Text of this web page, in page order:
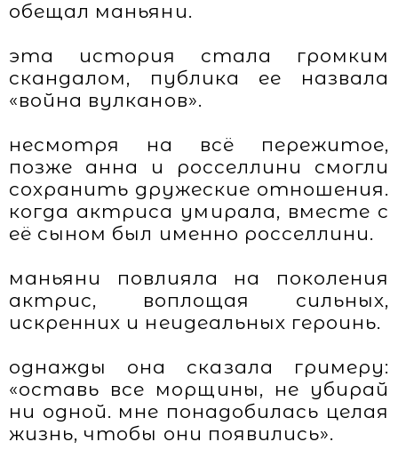
обещал маньяни.
эта история стала громким
скандалом, публика ее назвала
«война вулканов».
несмотря на всё пережитое,
позже анна и росселлини смогли
сохранить дружеские отношения.
когда актриса умирала, вместе с
её сыном был именно росселлини.
маньяни повлияла на поколения
актрис, воплощая сильных,
искренних и неидеальных героинь.
однажды она сказала гримеру:
«оставь все морщины, не убирай
ни одной. мне понадобилась целая
жизнь, чтобы они появились».